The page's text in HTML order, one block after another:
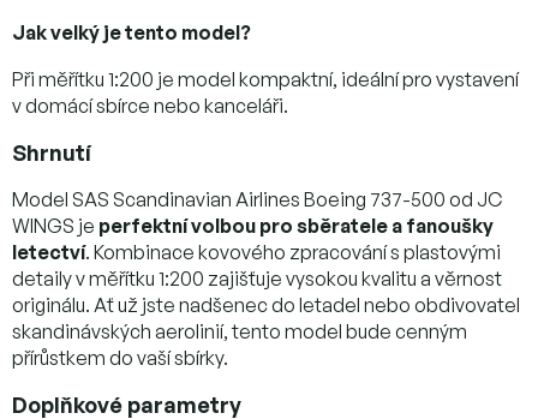
Jak velký je tento model?
Při měřítku 1:200 je model kompaktní, ideální pro vystavení
v domácí sbírce nebo kanceláři.
Shrnutí
Model SAS Scandinavian Airlines Boeing 737-500 od JC
WINGS je perfektní volbou pro sběratele a fanoušky
letectví. Kombinace kovového zpracování s plastovými
detaily v měřítku 1:200 zajišťuje vysokou kvalitu a věrnost
originálu. Ať už jste nadšenec do letadel nebo obdivovatel
skandinávských aerolinií, tento model bude cenným
přírůstkem do vaší sbírky.
Doplňkové parametry